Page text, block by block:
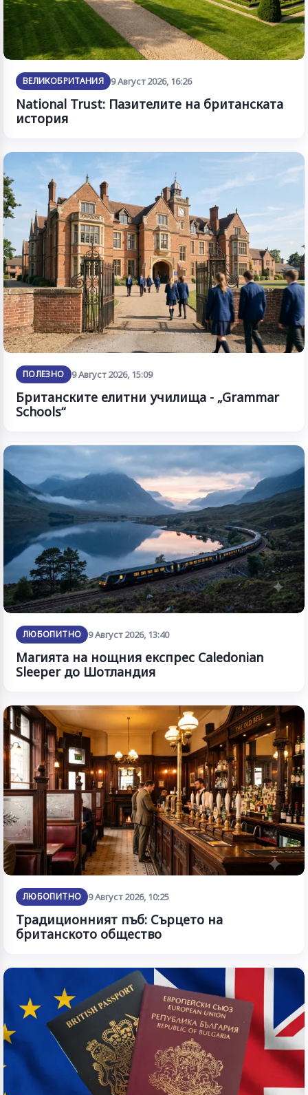
ВЕЛИКОБРИТАНИЯ 9 Август 2026, 16:26
National Trust: Пазителите на британската
история
ПОЛЕЗНО 9 Август 2026, 15:09
Британските елитни училища - „Grammar
Schools“
ЛЮБОПИТНО 9 Август 2026, 13:40
Магията на нощния експрес Caledonian
Sleeper до Шотландия
ЛЮБОПИТНО 9 Август 2026, 10:25
Традиционният пъб: Сърцето на
британското общество